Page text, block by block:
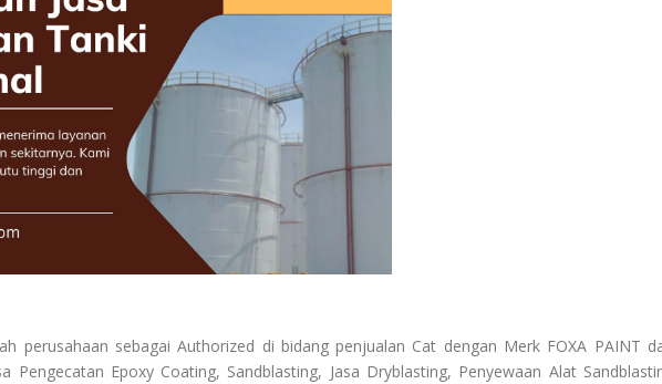
perusahaan sebagai Authorized di bidang penjualan Cat dengan Merk FOXA PAINT
Pengecatan Epoxy Coating, Sandblasting, Jasa Dryblasting, Penyewaan Alat